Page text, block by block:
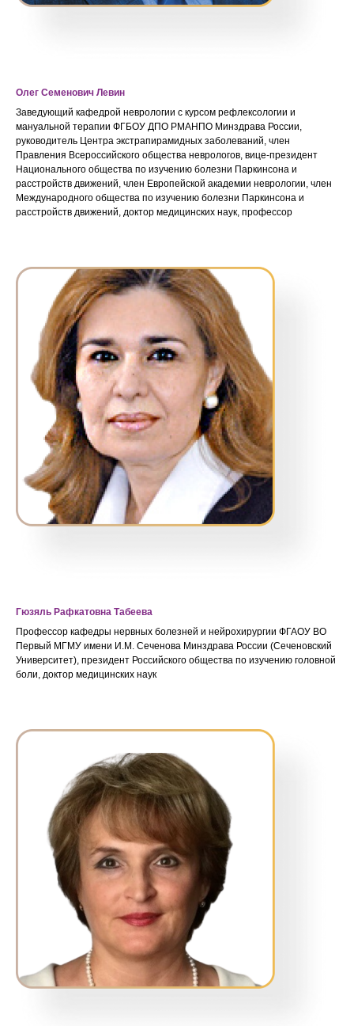
Олег Семенович Левин
Заведующий кафедрой неврологии с курсом рефлексологии и
мануальной терапии ФГБОУ ДПО РМАНПО Минздрава России,
руководитель Центра экстрапирамидных заболеваний, член
Правления Всероссийского общества неврологов, вице-президент
Национального общества по изучению болезни Паркинсона и
расстройств движений, член Европейской академии неврологии, член
Международного общества по изучению болезни Паркинсона и
расстройств движений, доктор медицинских наук, профессор
Гюзяль Рафкатовна Табеева
Профессор кафедры нервных болезней и нейрохирургии ФГАОУ ВО
Первый МГМУ имени И.М. Сеченова Минздрава России (Сеченовский
Университет), президент Российского общества по изучению головной
боли, доктор медицинских наук